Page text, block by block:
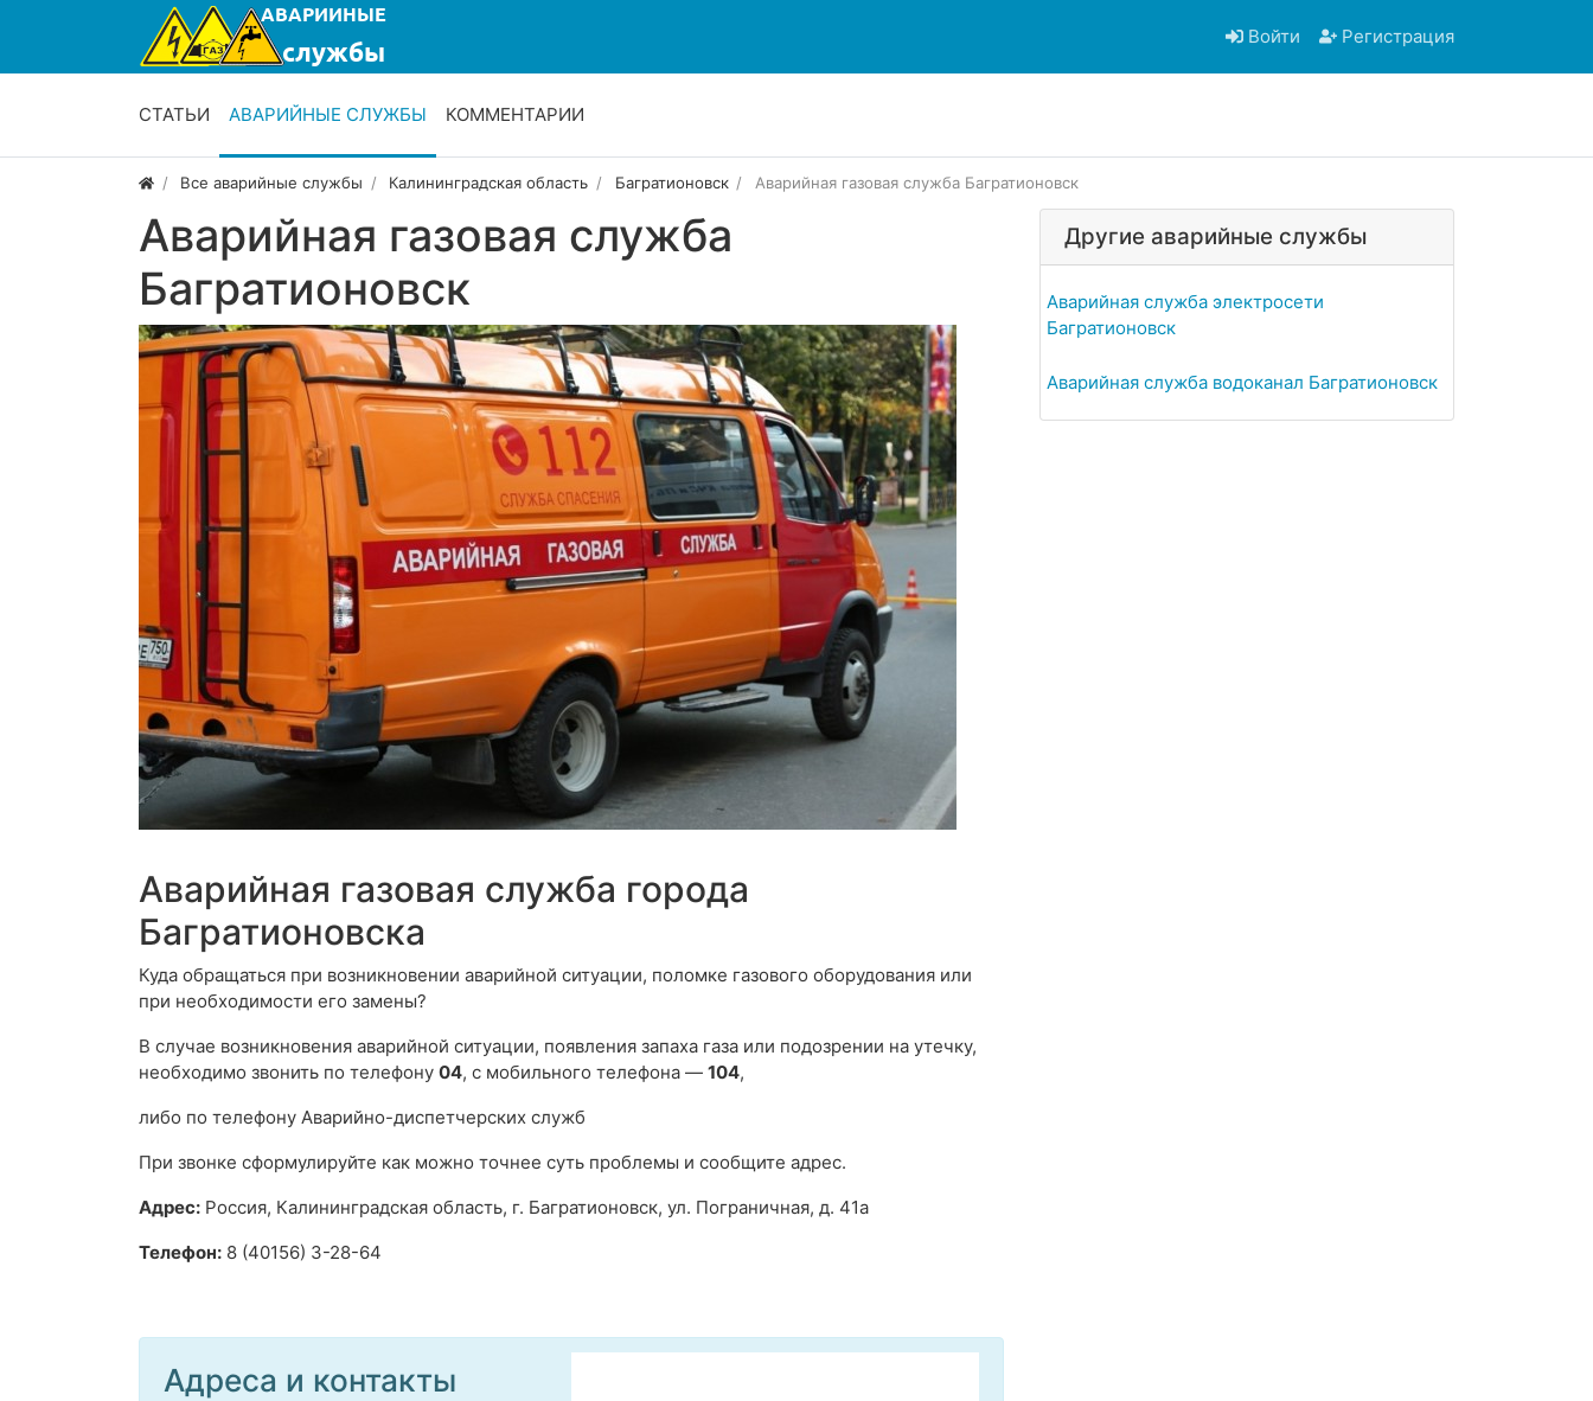
Войти Регистрация
СТАТЬИ АВАРИЙНЫЕ СЛУЖБЫ КОММЕНТАРИИ
Все аварийные службы Калининградская область Багратионовск Аварийная газовая служба Багратионовск
Аварийная газовая служба
Багратионовск
Аварийная газовая служба города
Багратионовска
Куда обращаться при возникновении аварийной ситуации, поломке газового оборудования или
при необходимости его замены?
В случае возникновения аварийной ситуации, появления запаха газа или подозрении на утечку,
необходимо звонить по телефону 04, с мобильного телефона — 104,
либо по телефону Аварийно-диспетчерских служб
При звонке сформулируйте как можно точнее суть проблемы и сообщите адрес.
Адрес: Россия, Калининградская область, г. Багратионовск, ул. Пограничная, д. 41а
Телефон: 8 (40156) 3-28-64
Адреса и контакты
Другие аварийные службы
Аварийная служба электросети
Багратионовск
Аварийная служба водоканал Багратионовск